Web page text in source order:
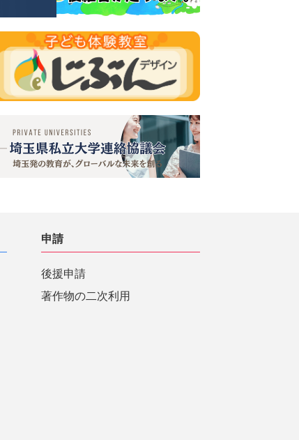
申請
後援申請
著作物の二次利用